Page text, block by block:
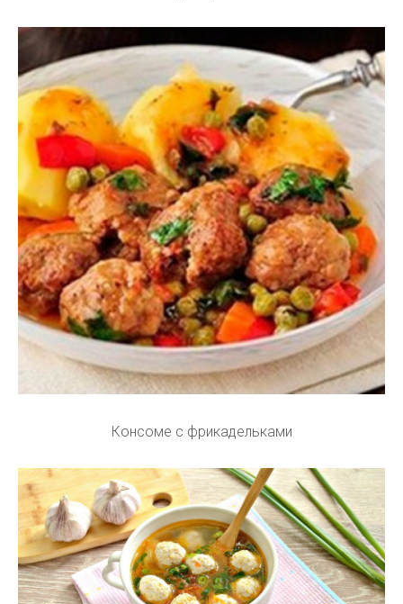
Консоме с фрикадельками